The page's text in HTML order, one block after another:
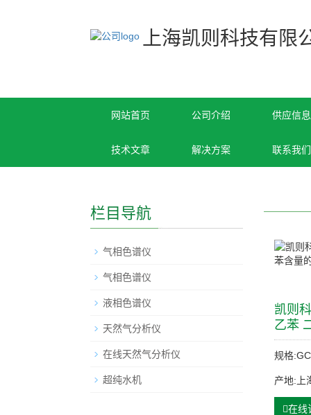
上海凯则科技有限
网站首页 公司介绍 供应信息
技术文章 解决方案 联系我们
凯则
乙苯
规格
产地:上
在线
栏目导航
气相色谱仪
气相色谱仪
液相色谱仪
天然气分析仪
在线天然气分析仪
超纯水机